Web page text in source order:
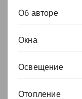
Об авторе
Окна
Освещение
Отопление